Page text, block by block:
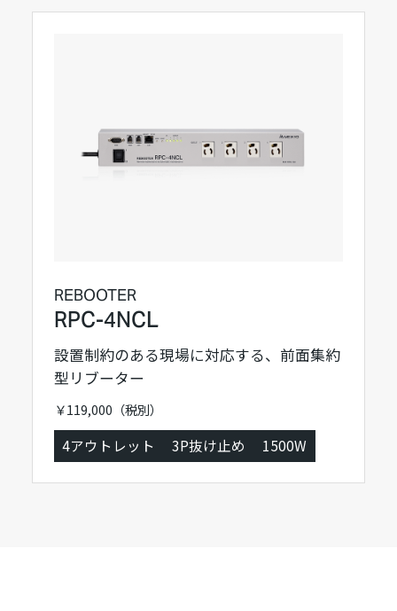
REBOOTER
RPC-4NCL
設置制約のある現場に対応する、前面集約
型リブーター
￥119,000（税別）
4アウトレット 3P抜け止め 1500W